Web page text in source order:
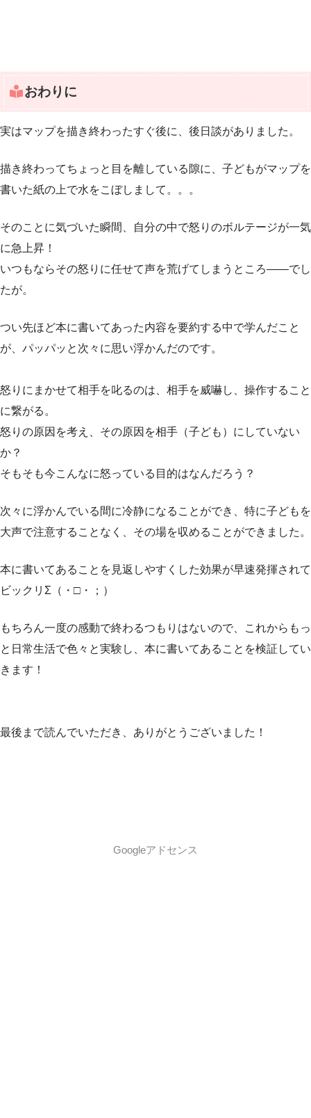
おわりに
実はマップを描き終わったすぐ後に、後日談がありました。
描き終わってちょっと目を離している隙に、子どもがマップを
書いた紙の上で水をこぼしまして。。。
そのことに気づいた瞬間、自分の中で怒りのボルテージが一気
に急上昇！
いつもならその怒りに任せて声を荒げてしまうところ——でし
たが。
つい先ほど本に書いてあった内容を要約する中で学んだこと
が、パッパッと次々に思い浮かんだのです。
怒りにまかせて相手を叱るのは、相手を威嚇し、操作すること
に繋がる。
怒りの原因を考え、その原因を相手（子ども）にしていない
か？
そもそも今こんなに怒っている目的はなんだろう？
次々に浮かんでいる間に冷静になることができ、特に子どもを
大声で注意することなく、その場を収めることができました。
本に書いてあることを見返しやすくした効果が早速発揮されて
ビックリΣ（・□・；）
もちろん一度の感動で終わるつもりはないので、これからもっ
と日常生活で色々と実験し、本に書いてあることを検証してい
きます！
最後まで読んでいただき、ありがとうございました！
Googleアドセンス